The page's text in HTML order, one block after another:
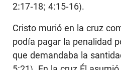
2:17-18; 4:15-16).
Cristo murió en la cruz
podía pagar la penalidad
que demandaba la